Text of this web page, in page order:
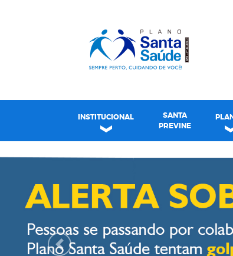
INSTITUCIONAL
SANTA
PREVINE
Plano Santa Casa